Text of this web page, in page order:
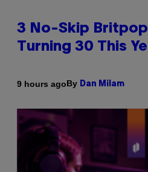
3 No-Skip
Turning 30 This
9 hours agoBy Dan Milam